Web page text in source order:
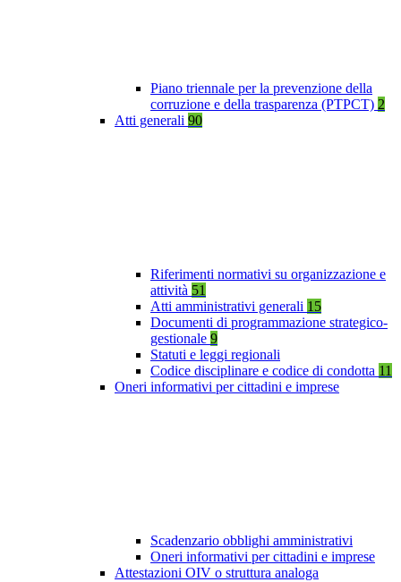
Piano triennale per la prevenzione della
corruzione e della trasparenza (PTPCT) 2
Atti generali 90
Riferimenti normativi su organizzazione e
attività 51
Atti amministrativi generali 15
Documenti di programmazione strategico-
gestionale 9
Statuti e leggi regionali
Codice disciplinare e codice di condotta 11
Oneri informativi per cittadini e imprese
Scadenzario obblighi amministrativi
Oneri informativi per cittadini e imprese
Attestazioni OIV o struttura analoga